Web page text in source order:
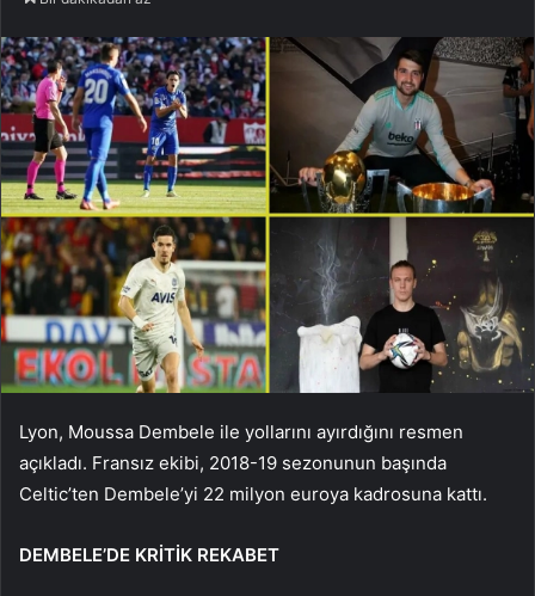
Lyon, Moussa Dembele ile yollarını ayırdığını resmen
açıkladı. Fransız ekibi, 2018-19 sezonunun başında
Celtic’ten Dembele’yi 22 milyon euroya kadrosuna kattı.
DEMBELE’DE KRİTİK REKABET